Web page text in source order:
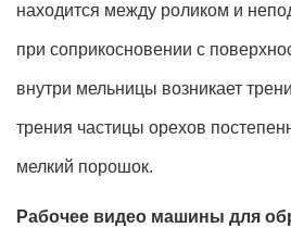
находится между роликом и
при соприкосновении с
внутри мельницы возникает
трения частицы орехов
мелкий порошок.
Рабочее видео машины для